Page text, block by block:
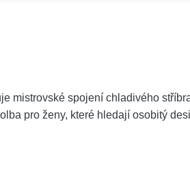
mistrovské spojení chladivého
pro ženy, které hledají osobitý